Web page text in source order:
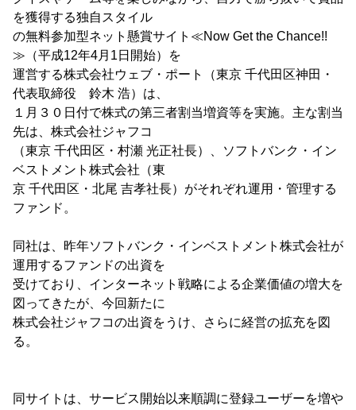
を獲得する独自スタイル
の無料参加型ネット懸賞サイト≪Now Get the Chance!!
≫（平成12年4月1日開始）を
運営する株式会社ウェブ・ポート（東京 千代田区神田・
代表取締役 鈴木 浩）は、
１月３０日付で株式の第三者割当増資等を実施。主な割当
先は、株式会社ジャフコ
（東京 千代田区・村瀬 光正社長）、ソフトバンク・イン
ベストメント株式会社（東
京 千代田区・北尾 吉孝社長）がそれぞれ運用・管理する
ファンド。
同社は、昨年ソフトバンク・インベストメント株式会社が
運用するファンドの出資を
受けており、インターネット戦略による企業価値の増大を
図ってきたが、今回新たに
株式会社ジャフコの出資をうけ、さらに経営の拡充を図
る。
同サイトは、サービス開始以来順調に登録ユーザーを増や